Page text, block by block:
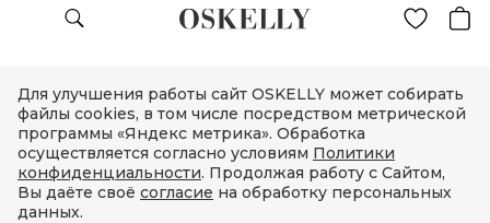
Для улучшения работы сайт OSKELLY может собирать
файлы cookies, в том числе посредством метрической
программы «Яндекс метрика». Обработка
осуществляется согласно условиям Политики
конфиденциальности. Продолжая работу с Сайтом,
Вы даёте своё согласие на обработку персональных
данных.